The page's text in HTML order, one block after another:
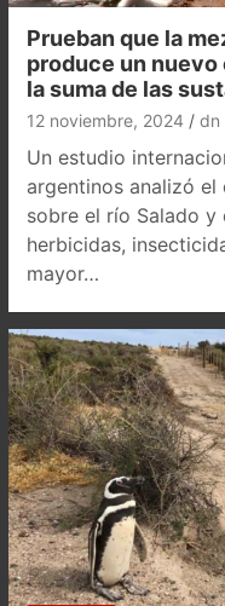
Prueban que la
produce un
la suma de las
12 noviembre, 2024 dn
Un estudio
argentinos analizó
sobre el río Salado y
herbicidas,
mayor…